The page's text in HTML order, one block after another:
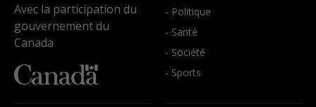
Avec la participation du
gouvernement du
Canada
- Politique
- Santé
- Société
- Sports